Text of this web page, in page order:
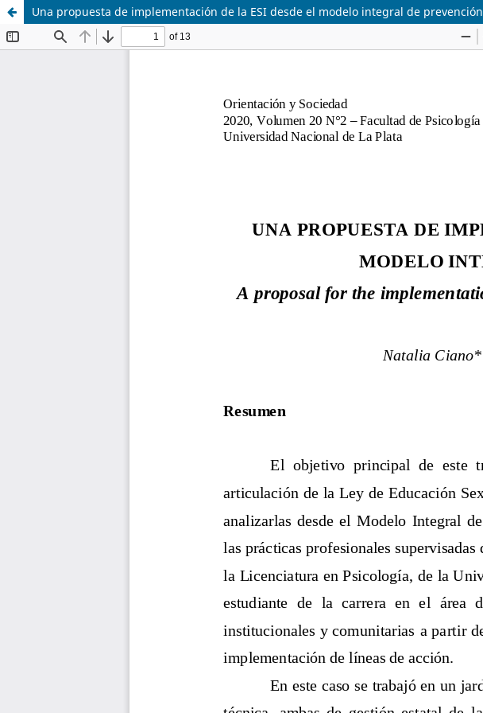
Una propuesta de implementación de la ESI desde el modelo integral de prevención